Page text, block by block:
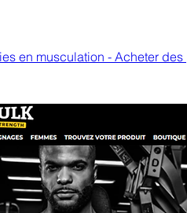
en musculation - Acheter des